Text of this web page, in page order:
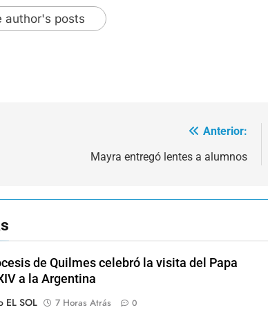
author's posts
Anterior:
Mayra entregó lentes a alumnos
de Quilmes celebró la visita del Papa
a la Argentina
EL SOL
7 Horas Atrás 0